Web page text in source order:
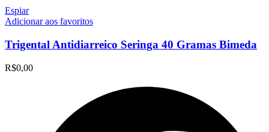
Espiar
Adicionar aos favoritos
Trigental Antidiarreico Seringa 40 Gramas Bimeda
R$0,00